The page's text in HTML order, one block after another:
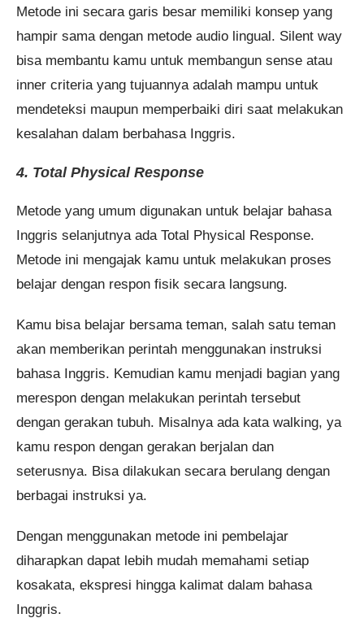
Metode ini secara garis besar memiliki konsep yang
hampir sama dengan metode audio lingual. Silent way
bisa membantu kamu untuk membangun sense atau
inner criteria yang tujuannya adalah mampu untuk
mendeteksi maupun memperbaiki diri saat melakukan
kesalahan dalam berbahasa Inggris.
4. Total Physical Response
Metode yang umum digunakan untuk belajar bahasa
Inggris selanjutnya ada Total Physical Response.
Metode ini mengajak kamu untuk melakukan proses
belajar dengan respon fisik secara langsung.
Kamu bisa belajar bersama teman, salah satu teman
akan memberikan perintah menggunakan instruksi
bahasa Inggris. Kemudian kamu menjadi bagian yang
merespon dengan melakukan perintah tersebut
dengan gerakan tubuh. Misalnya ada kata walking, ya
kamu respon dengan gerakan berjalan dan
seterusnya. Bisa dilakukan secara berulang dengan
berbagai instruksi ya.
Dengan menggunakan metode ini pembelajar
diharapkan dapat lebih mudah memahami setiap
kosakata, ekspresi hingga kalimat dalam bahasa
Inggris.